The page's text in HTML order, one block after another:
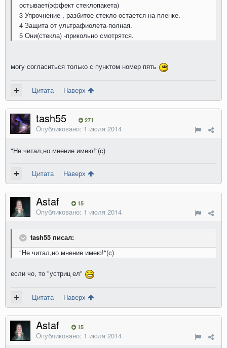
остывает(эффект стеклопакета)
3 Упрочнение , разбитое стекло остается на пленке.
4 Защита от ультрафиолета-полная.
5 Они(стекла) -прикольно смотрятся.
могу согласиться только с пунктом номер пять
Цитата Наверх
tash55 271
Опубликовано: 1 июля 2014
"Не читал,но мнение имею!"(с)
Цитата Наверх
Astaf 15
Опубликовано: 1 июля 2014
tash55 писал:
"Не читал,но мнение имею!"(с)
если чо, то "устриц ел"
Цитата Наверх
Astaf 15
Опубликовано: 1 июля 2014